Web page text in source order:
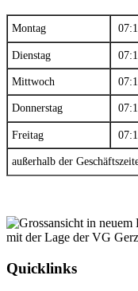
Montag
Dienstag
Mittwoch
Donnerstag
Freitag
außerhalb der
Quicklinks